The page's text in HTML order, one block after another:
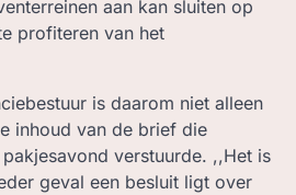
aan kan sluiten op
profiteren van het
is daarom niet alleen
inhoud van de brief die
verstuurde. ,,Het is
geval een besluit ligt over